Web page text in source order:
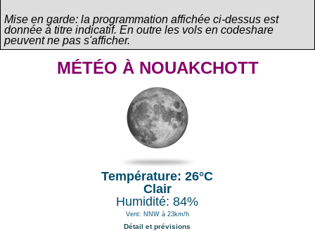
Mise en garde: la programmation affichée ci-dessus est
donnée à titre indicatif. En outre les vols en codeshare
peuvent ne pas s'afficher.
MÉTÉO À NOUAKCHOTT
Température: 26°C
Clair
Humidité: 84%
Vent: NNW à 23km/h
Détail et prévisions